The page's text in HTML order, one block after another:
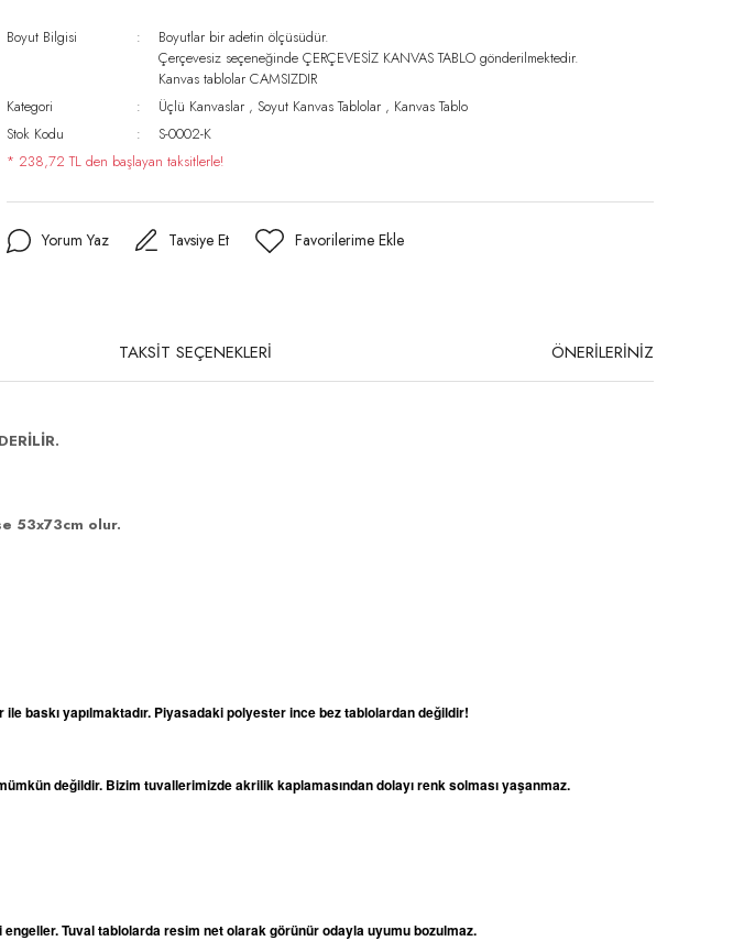
Boyut Bilgisi
Boyutlar bir adetin ölçüsüdür.
Çerçevesiz seçeneğinde ÇERÇEVESİZ KANVAS TABLO gönderilmektedir.
Kanvas tablolar CAMSIZDIR
Kategori
Üçlü Kanvaslar , Soyut Kanvas Tablolar , Kanvas Tablo
Stok Kodu
S-0002-K
* 238,72 TL den başlayan taksitlerle!
Yorum Yaz Tavsiye Et
TAKSİT SEÇENEKLERİ ÖNERİLERİNİZ
53x73cm olur.
baskı yapılmaktadır. Piyasadaki polyester ince bez tablolardan değildir!
değildir. Bizim tuvallerimizde akrilik kaplamasından dolayı renk solması yaşanmaz.
Tuval tablolarda resim net olarak görünür odayla uyumu bozulmaz.